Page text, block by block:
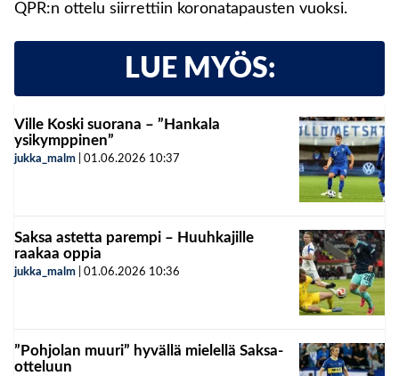
QPR:n ottelu siirrettiin koronatapausten vuoksi.
LUE MYÖS:
Ville Koski suorana – ”Hankala
ysikymppinen”
jukka_malm 01.06.2026 10:37
Saksa astetta parempi – Huuhkajille
raakaa oppia
jukka_malm 01.06.2026 10:36
”Pohjolan muuri” hyvällä mielellä Saksa-
otteluun